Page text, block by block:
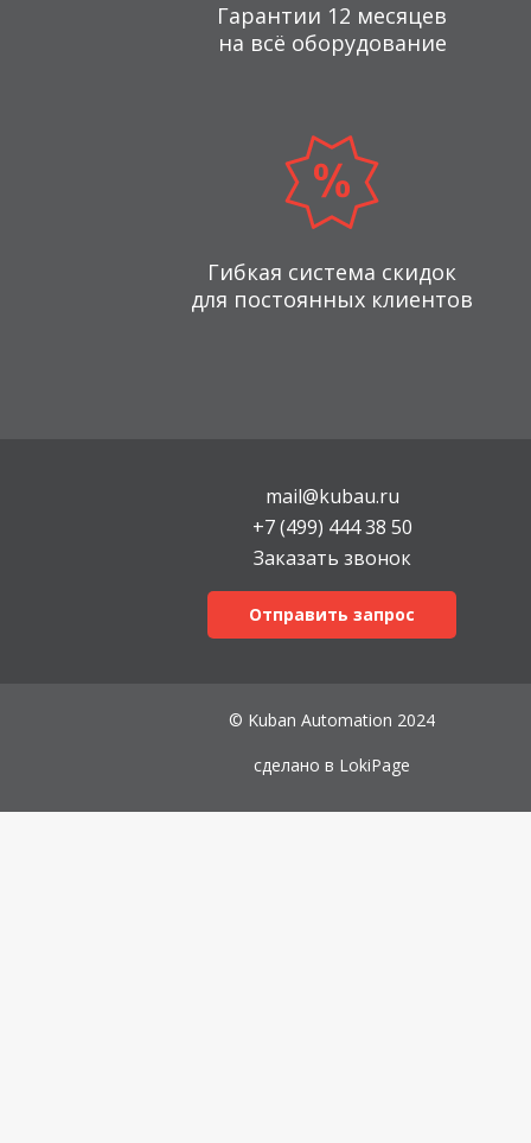
Гарантии 12 месяцев
на всё оборудование
Гибкая система скидок
для постоянных клиентов
mail@kubau.ru
+7 (499) 444 38 50
Заказать звонок
Отправить запрос
© Kuban Automation 2024
сделано в LokiPage